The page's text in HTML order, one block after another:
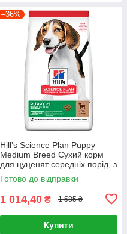
–36%
Hill’s Science Plan Puppy
Medium Breed Сухий корм
для цуценят середніх порід, з
ягням і рисом, 2,5 кг
Готово до відправки
1 014,40 ₴ 1 585 ₴
Купити